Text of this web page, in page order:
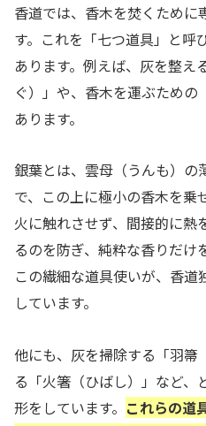
香道では、香木を焚くために
す。これを「七つ道具」と呼
あります。例えば、灰を整え
ぐ）」や、香木を運ぶため
あります。
銀葉とは、雲母（うんも）の
で、この上に極小の香木を乗
火に触れさせず、間接的に熱
るのを防ぎ、純粋な香りだけ
この繊細な道具使いが、香
しています。
他にも、灰を掃除する「羽箒
る「火箸（ひばし）」など、
形をしています。 これらの道